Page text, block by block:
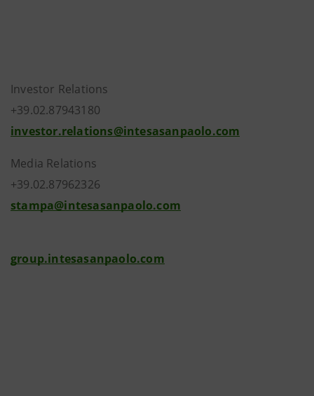
Investor Relations
+39.02.87943180
investor.relations@intesasanpaolo.com
Media Relations
+39.02.87962326
stampa@intesasanpaolo.com
group.intesasanpaolo.com